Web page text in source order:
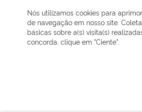
Nós utilizamos cookies para
de navegação em nosso site.
básicas sobre a(s) visita(s)
concorda, clique em "Ciente".